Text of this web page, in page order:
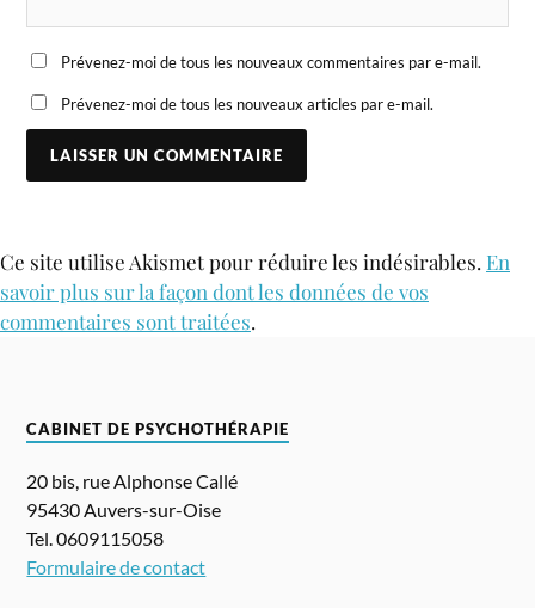
Prévenez-moi de tous les nouveaux commentaires par e-mail.
Prévenez-moi de tous les nouveaux articles par e-mail.
Ce site utilise Akismet pour réduire les indésirables. En
savoir plus sur la façon dont les données de vos
commentaires sont traitées.
CABINET DE PSYCHOTHÉRAPIE
20 bis, rue Alphonse Callé
95430 Auvers-sur-Oise
Tel. 0609115058
Formulaire de contact